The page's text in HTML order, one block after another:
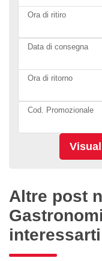
Ora di ritiro
Data di consegna
Ora di ritorno
Cod. Promozionale
Altre post
interessarti